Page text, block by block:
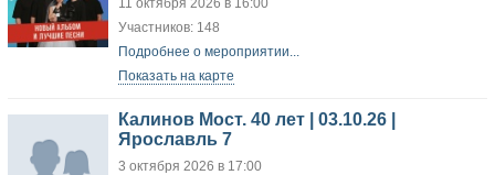
11 октября 2026 в 16:00
Участников: 148
Подробнее о мероприятии...
Показать на карте
Калинов Мост. 40 лет | 03.10.26 |
Ярославль 7
3 октября 2026 в 17:00